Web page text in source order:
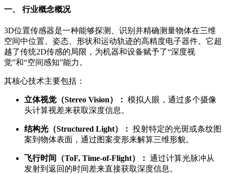
一、 行业概念概况
3D位置传感器是一种能够探测、识别并精确测量物体在三维
空间中位置、姿态、形状和运动轨迹的高精度电子器件。它超
越了传统2D传感的局限，为机器和设备赋予了“深度视
觉”和“空间感知”能力。
其核心技术主要包括：
立体视觉（Stereo Vision）： 模拟人眼，通过多个摄像
头计算视差来获取深度信息。
结构光（Structured Light）： 投射特定的光斑或条纹图
案到物体表面，通过图案变形来解算三维形貌。
飞行时间（ToF, Time-of-Flight）： 通过计算光脉冲从
发射到返回的时间差来直接获取深度信息。